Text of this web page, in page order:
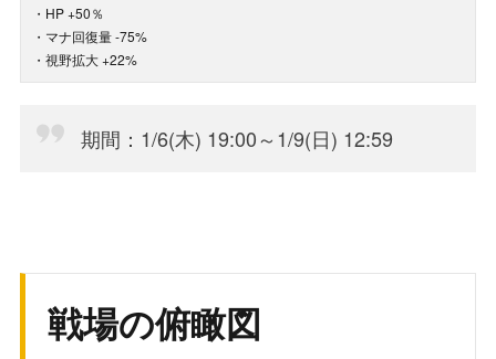
・HP +50％
・マナ回復量 -75%
・視野拡大 +22%
期間：1/6(木) 19:00～1/9(日) 12:59
戦場の俯瞰図